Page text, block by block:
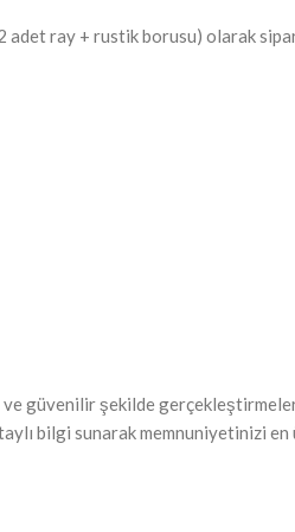
adet ray + rustik borusu) olarak
güvenilir şekilde
bilgi sunarak memnuniyetinizi en